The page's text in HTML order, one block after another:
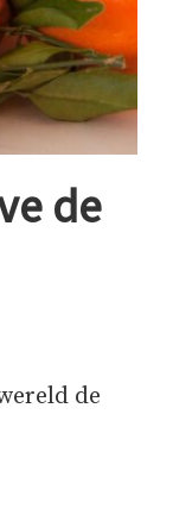
de
de